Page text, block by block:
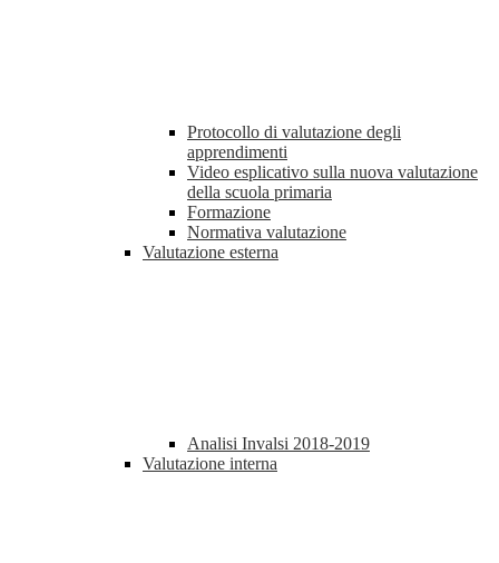
Protocollo di valutazione degli
apprendimenti
Video esplicativo sulla nuova valutazione
della scuola primaria
Formazione
Normativa valutazione
Valutazione esterna
Analisi Invalsi 2018-2019
Valutazione interna